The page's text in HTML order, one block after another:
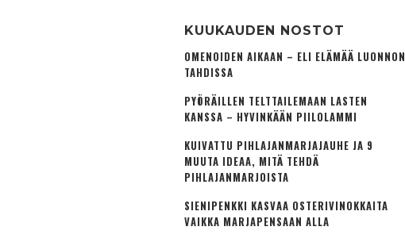
KUUKAUDEN NOSTOT
OMENOIDEN AIKAAN – ELI ELÄMÄÄ LUONNON
TAHDISSA
PYÖRÄILLEN TELTTAILEMAAN LASTEN
KANSSA – HYVINKÄÄN PIILOLAMMI
KUIVATTU PIHLAJANMARJAJAUHE JA 9
MUUTA IDEAA, MITÄ TEHDÄ
PIHLAJANMARJOISTA
SIENIPENKKI KASVAA OSTERIVINOKKAITA
VAIKKA MARJAPENSAAN ALLA